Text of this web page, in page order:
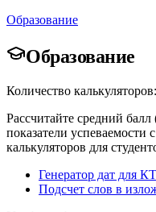
Образование
Образование
Количество
Рассчитайте средний
показатели
калькуляторов для
Генератор дат для
Подсчет слов в